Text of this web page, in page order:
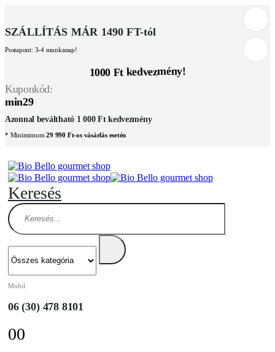
SZÁLLÍTÁS MÁR 1490 FT-tól
Postapont: 3-4 munkanap!
1000 Ft kedvezmény!
Kuponkód:
min29
Azonnal beváltható 1 000 Ft kedvezmény
* Minimimum29 990 Ft-os vásárlás esetén
Keresés
Mobil
06 (30) 478 8101
00